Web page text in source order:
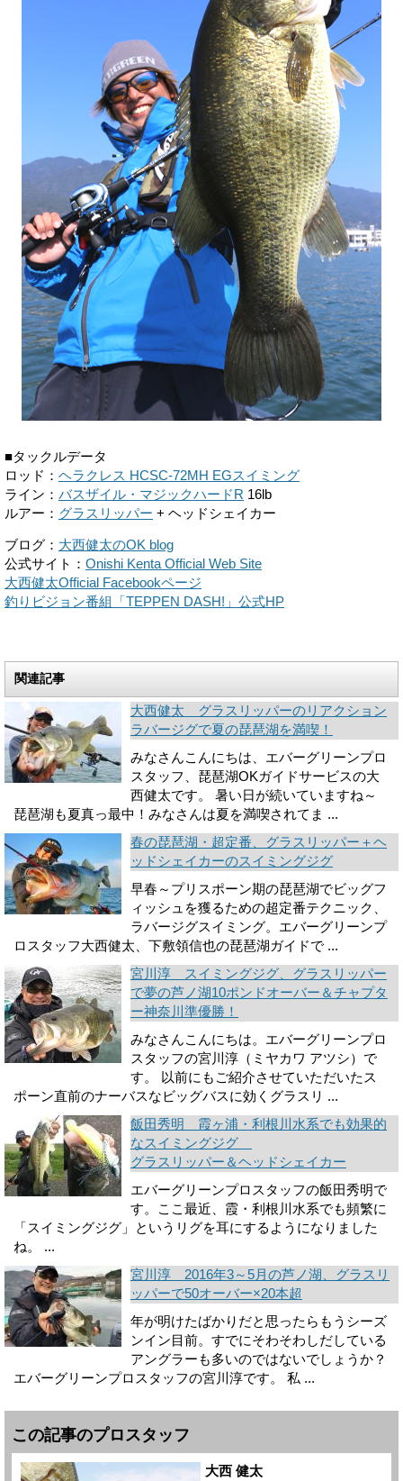
■タックルデータ
ロッド： ヘラクレス HCSC-72MH EGスイミング
ライン： バスザイル・マジックハードR 16lb
ルアー： グラスリッパー + ヘッドシェイカー
ブログ： 大西健太のOK blog
公式サイト： Onishi Kenta Official Web Site
大西健太Official Facebookページ
釣りビジョン番組「TEPPEN DASH!」公式HP
関連記事
大西健太 グラスリッパーのリアクション
ラバージグで夏の琵琶湖を満喫！
みなさんこんにちは、エバーグリーンプロ
スタッフ、琵琶湖OKガイドサービスの大
西健太です。 暑い日が続いていますね～
琵琶湖も夏真っ最中！みなさんは夏を満喫されてま ...
春の琵琶湖・超定番、グラスリッパー＋ヘ
ッドシェイカーのスイミングジグ
早春～プリスポーン期の琵琶湖でビッグフ
ィッシュを獲るための超定番テクニック、
ラバージグスイミング。エバーグリーンプ
ロスタッフ大西健太、下敷領信也の琵琶湖ガイドで ...
宮川淳 スイミングジグ、グラスリッパー
で夢の芦ノ湖10ポンドオーバー＆チャプタ
ー神奈川準優勝！
みなさんこんにちは。エバーグリーンプロ
スタッフの宮川淳（ミヤカワ アツシ）で
す。 以前にもご紹介させていただいたス
ポーン直前のナーバスなビッグバスに効くグラスリ ...
飯田秀明 霞ヶ浦・利根川水系でも効果的
なスイミングジグ
グラスリッパー＆ヘッドシェイカー
エバーグリーンプロスタッフの飯田秀明で
す。ここ最近、霞・利根川水系でも頻繁に
「スイミングジグ」というリグを耳にするようになりました
ね。 ...
宮川淳 2016年3～5月の芦ノ湖、グラスリ
ッパーで50オーバー×20本超
年が明けたばかりだと思ったらもうシーズ
ンイン目前。すでにそわそわしだしている
アングラーも多いのではないでしょうか？
エバーグリーンプロスタッフの宮川淳です。 私 ...
この記事のプロスタッフ
大西 健太